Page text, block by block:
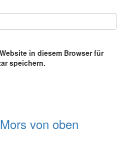
in diesem Browser für
speichern.
von oben